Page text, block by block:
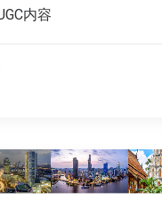
内容